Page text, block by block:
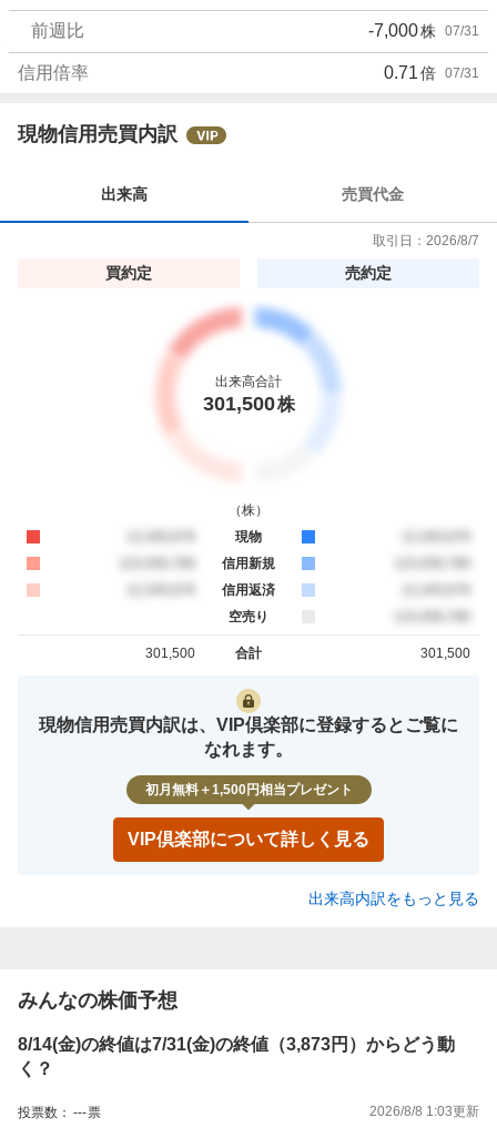
前週比 -7,000株 07/31
信用倍率 0.71倍 07/31
現物信用売買内訳
出来高 売買代金
取引日： 2026/8/7
買約定 売約定
出来高合計
301,500株
（株）
現物
信用新規
信用返済
空売り
合計
301,500 301,500
現物信用売買内訳は、VIP倶楽部に登録するとご覧に
なれます。
初月無料＋1,500円相当プレゼント
VIP倶楽部について詳しく見る
出来高内訳をもっと見る
みんなの株価予想
8/14(金)の終値は7/31(金)の終値（3,873円）からどう動
く？
投票数： ---票 2026/8/8 1:03更新